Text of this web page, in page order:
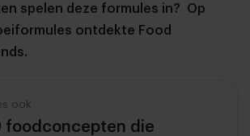
spelen deze formules in? Op
ontdekte Food
ook
foodconcepten die